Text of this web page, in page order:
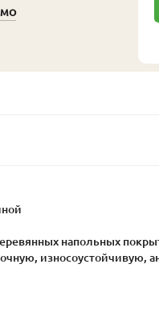
МО
напольных
износоустойчивую,